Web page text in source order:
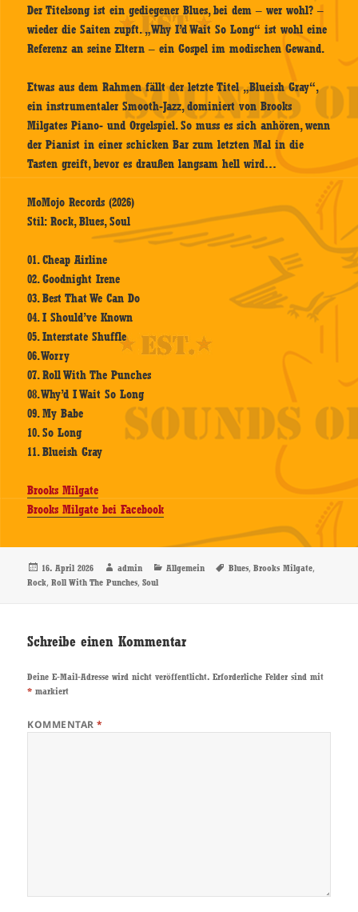
Der Titelsong ist ein gediegener Blues, bei dem – wer wohl? –
wieder die Saiten zupft. „Why I’d Wait So Long“ ist wohl eine
Referenz an seine Eltern – ein Gospel im modischen Gewand.
Etwas aus dem Rahmen fällt der letzte Titel „Blueish Gray“,
ein instrumentaler Smooth-Jazz, dominiert von Brooks
Milgates Piano- und Orgelspiel. So muss es sich anhören, wenn
der Pianist in einer schicken Bar zum letzten Mal in die
Tasten greift, bevor es draußen langsam hell wird…
MoMojo Records (2026)
Stil: Rock, Blues, Soul
01. Cheap Airline
02. Goodnight Irene
03. Best That We Can Do
04. I Should’ve Known
05. Interstate Shuffle
06. Worry
07. Roll With The Punches
08. Why’d I Wait So Long
09. My Babe
10. So Long
11. Blueish Gray
Brooks Milgate
Brooks Milgate bei Facebook
Veröffentlicht
am
16. April 2026 Autor
admin Kategorien
Allgemein Schlagwörter
Blues,Brooks Milgate,
Rock,Roll With The Punches,Soul
Schreibe einen Kommentar
Deine E-Mail-Adresse wird nicht veröffentlicht. Erforderliche Felder sind mit
* markiert
KOMMENTAR*